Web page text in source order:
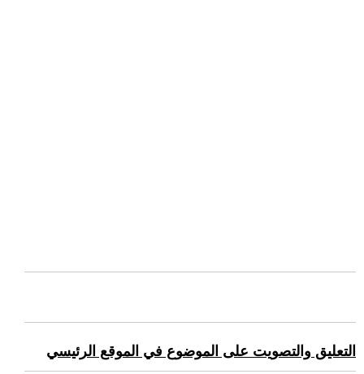
التعليق والتصويت على الموضوع في الموقع الرئيسي